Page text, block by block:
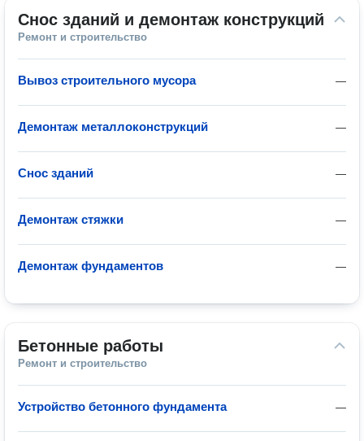
Снос зданий и демонтаж конструкций
Ремонт и строительство
—
Вывоз строительного мусора
—
Демонтаж металлоконструкций
—
Снос зданий
—
Демонтаж стяжки
—
Демонтаж фундаментов
Бетонные работы
Ремонт и строительство
—
Устройство бетонного фундамента